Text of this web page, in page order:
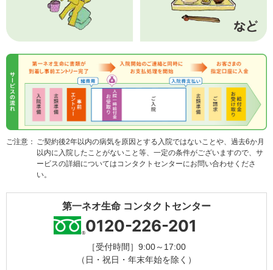
ご契約後2年以内の病気を原因とする入院ではないことや、過去6か月
以内に入院したことがないこと等、一定の条件がございますので、サ
ービスの詳細についてはコンタクトセンターにお問い合わせくださ
い。
第一ネオ生命 コンタクトセンター
0120-226-201
［受付時間］9:00～17:00
（日・祝日・年末年始を除く）